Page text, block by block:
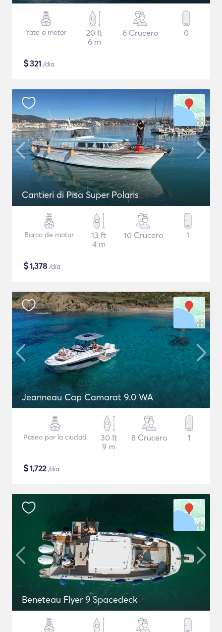
Yate a motor
20 ft
6 m
6 Crucero 0
$321 /día
Cantieri di Pisa Super Polaris
Barco de motor
13 ft
4 m
10 Crucero 1
$1,378 /día
Jeanneau Cap Camarat 9.0 WA
Paseo por la ciudad
30 ft
9 m
8 Crucero 1
$1,722/día
Beneteau Flyer 9 Spacedeck